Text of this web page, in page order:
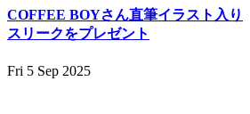
COFFEE BOYさん直筆イラスト入り
スリークをプレゼント
Fri 5 Sep 2025